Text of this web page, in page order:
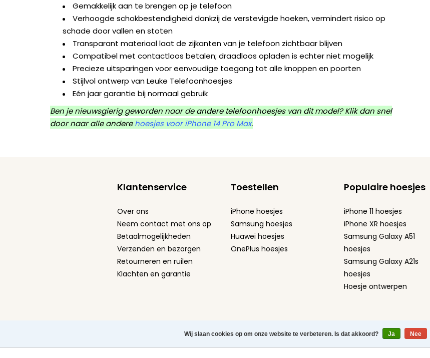
Gemakkelijk aan te brengen op je telefoon
Verhoogde schokbestendigheid dankzij de verstevigde hoeken, vermindert risico op
schade door vallen en stoten
Transparant materiaal laat de zijkanten van je telefoon zichtbaar blijven
Compatibel met contactloos betalen; draadloos opladen is echter niet mogelijk
Precieze uitsparingen voor eenvoudige toegang tot alle knoppen en poorten
Stijlvol ontwerp van Leuke Telefoonhoesjes
Eén jaar garantie bij normaal gebruik
Ben je nieuwsgierig geworden naar de andere telefoonhoesjes van dit model? Klik dan snel
door naar alle anderehoesjes voor iPhone 14 Pro Max.
Klantenservice
Over ons
Neem contact met ons op
Betaalmogelijkheden
Verzenden en bezorgen
Retourneren en ruilen
Klachten en garantie
Toestellen
iPhone hoesjes
Samsung hoesjes
Huawei hoesjes
OnePlus hoesjes
Populaire hoesjes
iPhone 11 hoesjes
iPhone XR hoesjes
Samsung Galaxy A51
hoesjes
Samsung Galaxy A21s
hoesjes
Hoesje ontwerpen
Copyright © 2026 Leuke Telefoonhoesjes
Wij slaan cookies op om onze website te verbeteren. Is dat akkoord? Ja Nee